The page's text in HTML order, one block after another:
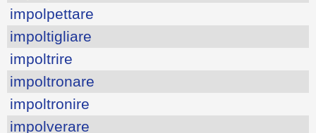
impolpettare
impoltigliare
impoltrire
impoltronare
impoltronire
impolverare